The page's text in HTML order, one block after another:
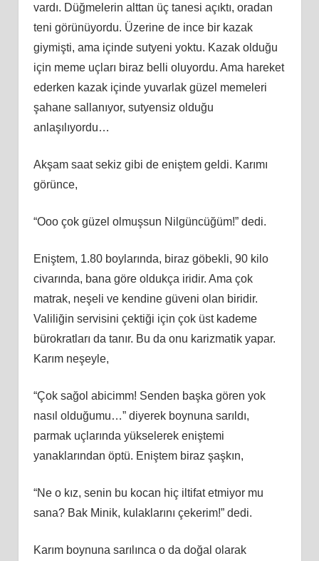
vardı. Düğmelerin alttan üç tanesi açıktı, oradan
teni görünüyordu. Üzerine de ince bir kazak
giymişti, ama içinde sutyeni yoktu. Kazak olduğu
için meme uçları biraz belli oluyordu. Ama hareket
ederken kazak içinde yuvarlak güzel memeleri
şahane sallanıyor, sutyensiz olduğu
anlaşılıyordu…
Akşam saat sekiz gibi de eniştem geldi. Karımı
görünce,
“Ooo çok güzel olmuşsun Nilgüncüğüm!” dedi.
Eniştem, 1.80 boylarında, biraz göbekli, 90 kilo
civarında, bana göre oldukça iridir. Ama çok
matrak, neşeli ve kendine güveni olan biridir.
Valiliğin servisini çektiği için çok üst kademe
bürokratları da tanır. Bu da onu karizmatik yapar.
Karım neşeyle,
“Çok sağol abicimm! Senden başka gören yok
nasıl olduğumu…” diyerek boynuna sarıldı,
parmak uçlarında yükselerek eniştemi
yanaklarından öptü. Eniştem biraz şaşkın,
“Ne o kız, senin bu kocan hiç iltifat etmiyor mu
sana? Bak Minik, kulaklarını çekerim!” dedi.
Karım boynuna sarılınca o da doğal olarak